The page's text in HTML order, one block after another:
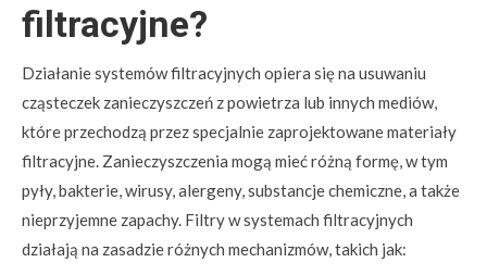
filtracyjne?
Działanie systemów filtracyjnych opiera się na usuwaniu
cząsteczek zanieczyszczeń z powietrza lub innych mediów,
które przechodzą przez specjalnie zaprojektowane materiały
filtracyjne. Zanieczyszczenia mogą mieć różną formę, w tym
pyły, bakterie, wirusy, alergeny, substancje chemiczne, a także
nieprzyjemne zapachy. Filtry w systemach filtracyjnych
działają na zasadzie różnych mechanizmów, takich jak: